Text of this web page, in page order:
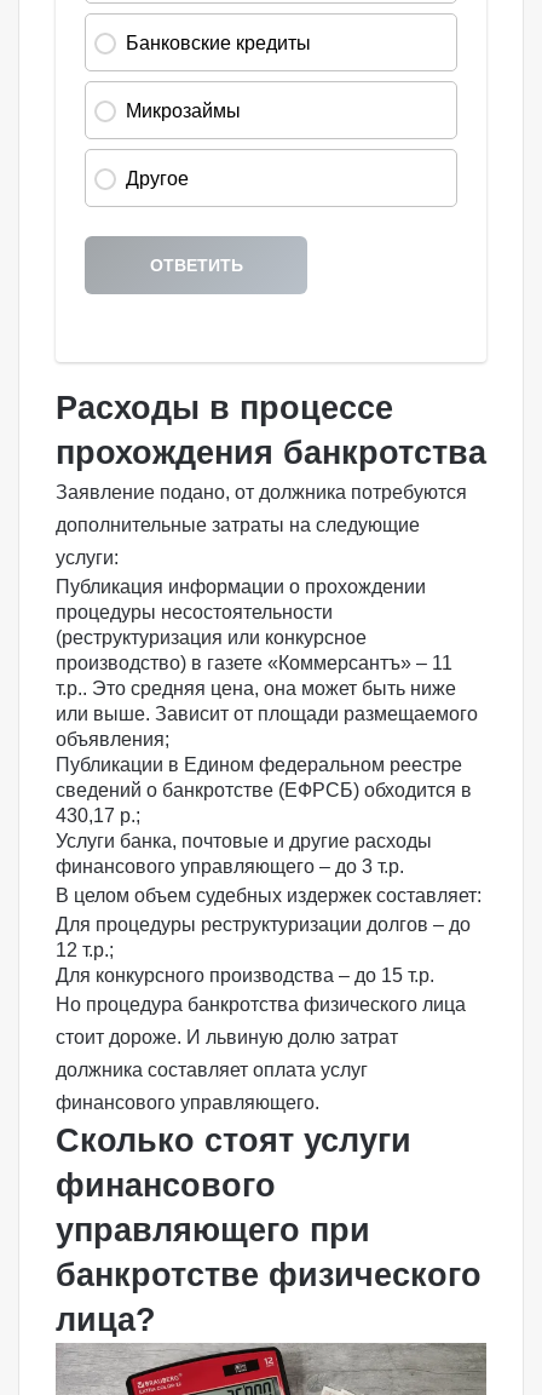
Расходы в процессе
прохождения банкротства
Заявление подано, от должника потребуются
дополнительные затраты на следующие
услуги:
Публикация информации о прохождении
процедуры несостоятельности
(реструктуризация или конкурсное
производство) в газете «Коммерсантъ» – 11
т.р.. Это средняя цена, она может быть ниже
или выше. Зависит от площади размещаемого
объявления;
Публикации в Едином федеральном реестре
сведений о банкротстве (ЕФРСБ) обходится в
430,17 р.;
Услуги банка, почтовые и другие расходы
финансового управляющего – до 3 т.р.
В целом объем судебных издержек составляет:
Для процедуры реструктуризации долгов – до
12 т.р.;
Для конкурсного производства – до 15 т.р.
Но процедура банкротства физического лица
стоит дороже. И львиную долю затрат
должника составляет оплата услуг
финансового управляющего.
Сколько стоят услуги
финансового
управляющего при
банкротстве физического
лица?